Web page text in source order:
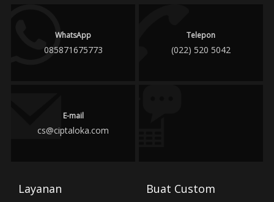
WhatsApp
085871675773
Telepon
(022) 520 5042
E-mail
cs@ciptaloka.com
Layanan Buat Custom